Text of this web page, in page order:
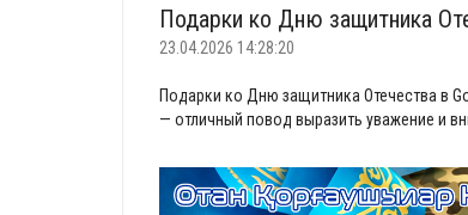
Подарки ко Дню защитника
23.04.2026 14:28:20
Подарки ко Дню защитника Отечества в
— отличный повод выразить уважение и